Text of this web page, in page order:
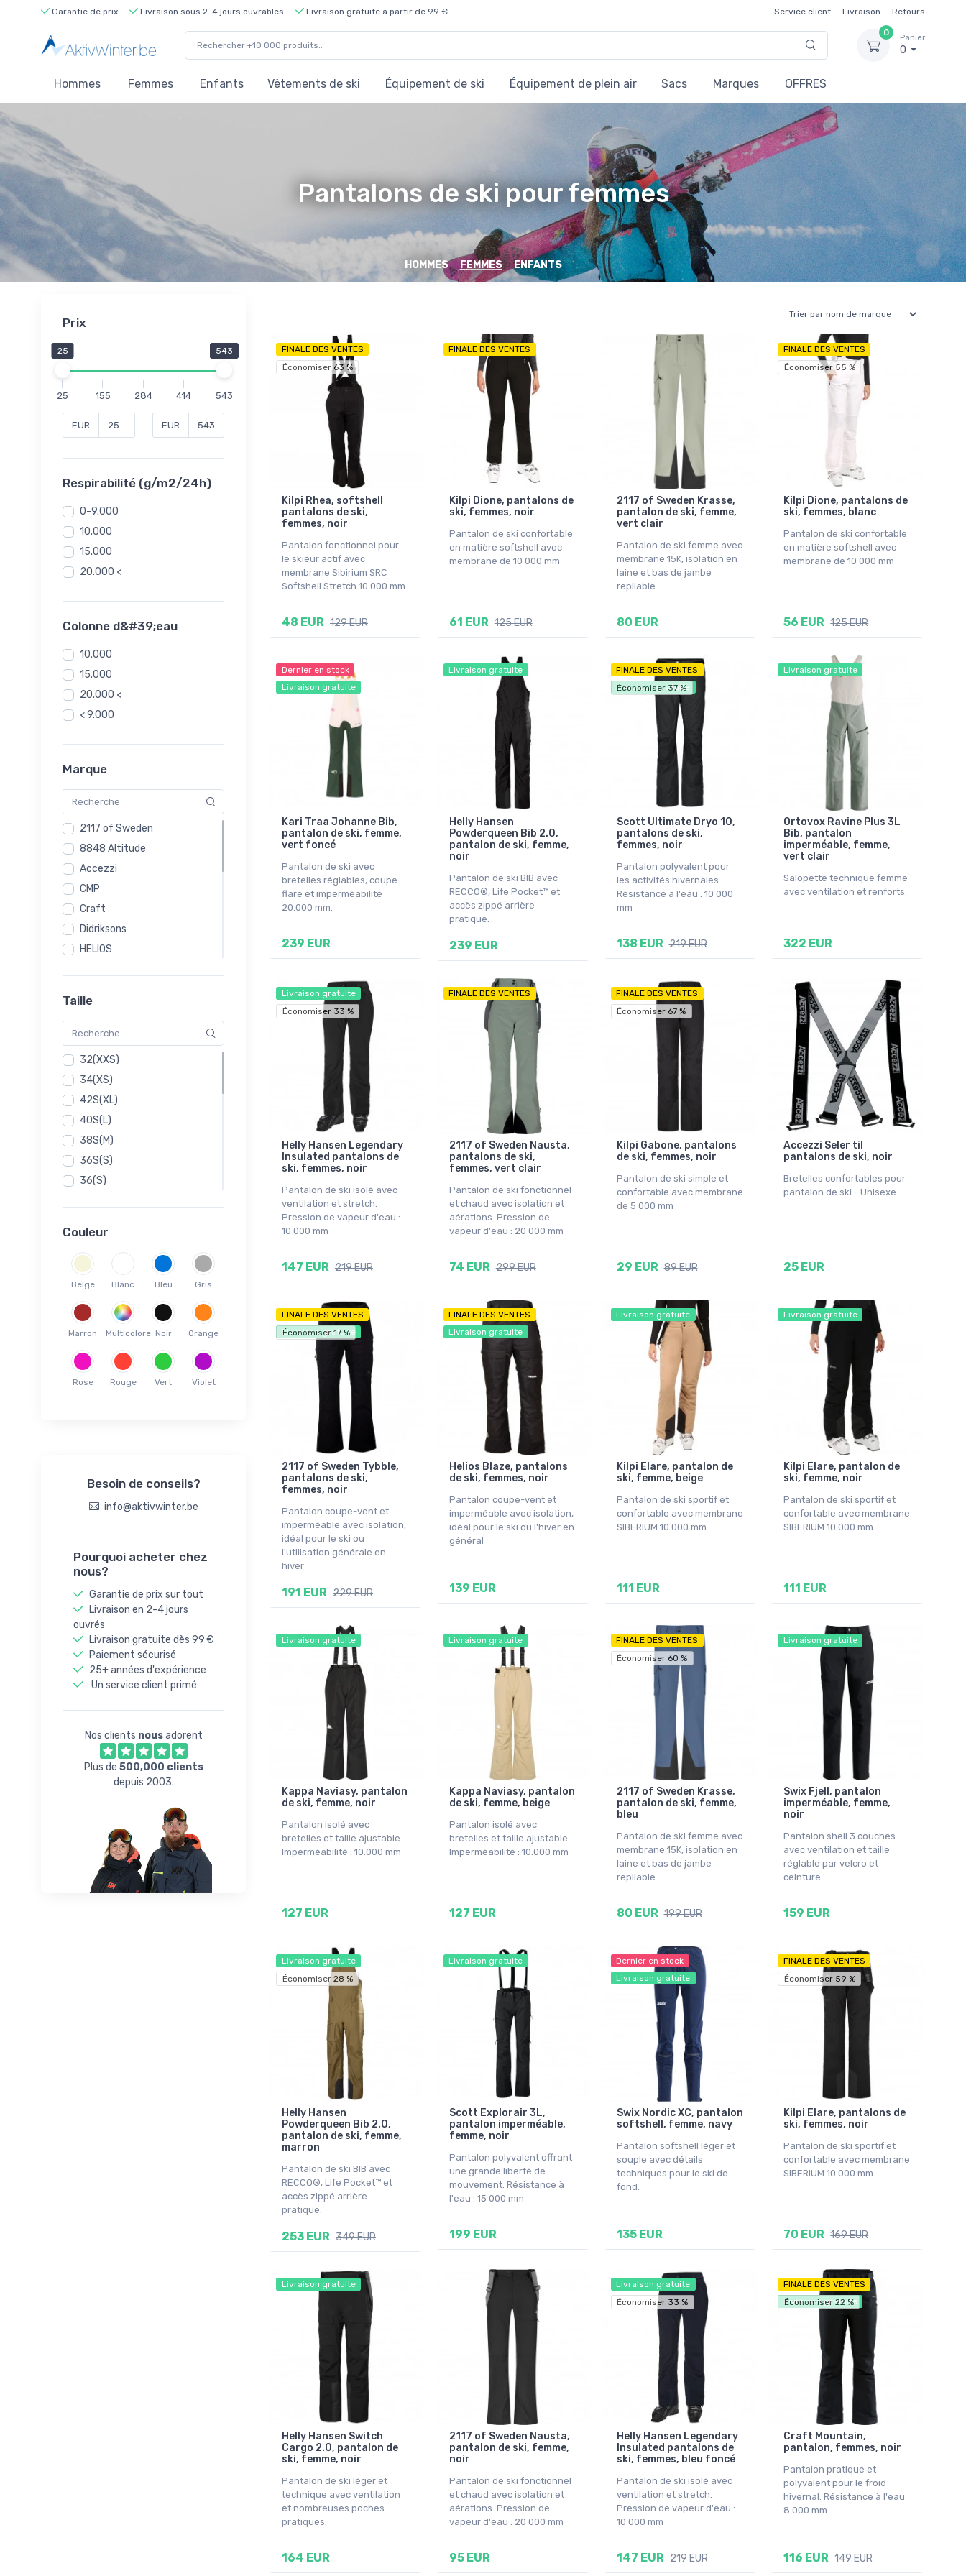
Garantie de prix Livraison sous 2-4 jours ouvrables Livraison gratuite à partir de 99 €. Service client Livraison Retours
0
Panier
0
Hommes Femmes Enfants Vêtements de ski Équipement de ski Équipement de plein air Sacs Marques OFFRES
Pantalons de ski pour femmes
HOMMES FEMMES ENFANTS
Prix
25 543
25 155 284 414 543
EUR EUR
Respirabilité (g/m2/24h)
0-9.000
10.000
15.000
20.000 <
Colonne d&#39;eau
10.000
15.000
20.000 <
< 9.000
Marque
2117 of Sweden
8848 Altitude
Accezzi
CMP
Craft
Didriksons
HELIOS
Kari Traa
Kilpi
Taille
32(XXS)
34(XS)
42S(XL)
40S(L)
38S(M)
36S(S)
36(S)
44(XXL)
46(3XL)
48(4XL)
50(5XL)
54(7XL)
S(48)
Onesize
Couleur
Beige Blanc Bleu Gris
Marron Multicolore Noir Orange
Rose Rouge Vert Violet
Besoin de conseils?
info@aktivwinter.be
Pourquoi acheter chez
nous?
Garantie de prix sur tout
Livraison en 2-4 jours
ouvrés
Livraison gratuite dès 99 €
Paiement sécurisé
25+ années d'expérience
Un service client primé
Nos clients nousadorent
Plus de 500,000 clients
depuis 2003.
FINALE DES VENTES
Économiser 63 %
Kilpi Rhea, softshell
pantalons de ski,
femmes, noir
Pantalon fonctionnel pour
le skieur actif avec
membrane Sibirium SRC
Softshell Stretch 10.000 mm
48 EUR 129 EUR
FINALE DES VENTES
Kilpi Dione, pantalons de
ski, femmes, noir
Pantalon de ski confortable
en matière softshell avec
membrane de 10 000 mm
61 EUR 125 EUR
2117 of Sweden Krasse,
pantalon de ski, femme,
vert clair
Pantalon de ski femme avec
membrane 15K, isolation en
laine et bas de jambe
repliable.
80 EUR
FINALE DES VENTES
Économiser 55 %
Kilpi Dione, pantalons de
ski, femmes, blanc
Pantalon de ski confortable
en matière softshell avec
membrane de 10 000 mm
56 EUR 125 EUR
Dernier en stock
Livraison gratuite
Kari Traa Johanne Bib,
pantalon de ski, femme,
vert foncé
Pantalon de ski avec
bretelles réglables, coupe
flare et imperméabilité
20.000 mm.
239 EUR
Livraison gratuite
Helly Hansen
Powderqueen Bib 2.0,
pantalon de ski, femme,
noir
Pantalon de ski BIB avec
RECCO®, Life Pocket™ et
accès zippé arrière
pratique.
239 EUR
FINALE DES VENTES
Livraison gratuite
Économiser 37 %
Scott Ultimate Dryo 10,
pantalons de ski,
femmes, noir
Pantalon polyvalent pour
les activités hivernales.
Résistance à l'eau : 10 000
mm
138 EUR 219 EUR
Livraison gratuite
Ortovox Ravine Plus 3L
Bib, pantalon
imperméable, femme,
vert clair
Salopette technique femme
avec ventilation et renforts.
322 EUR
Livraison gratuite
Économiser 33 %
Helly Hansen Legendary
Insulated pantalons de
ski, femmes, noir
Pantalon de ski isolé avec
ventilation et stretch.
Pression de vapeur d'eau :
10 000 mm
147 EUR 219 EUR
FINALE DES VENTES
2117 of Sweden Nausta,
pantalons de ski,
femmes, vert clair
Pantalon de ski fonctionnel
et chaud avec isolation et
aérations. Pression de
vapeur d'eau : 20 000 mm
74 EUR 299 EUR
FINALE DES VENTES
Économiser 67 %
Kilpi Gabone, pantalons
de ski, femmes, noir
Pantalon de ski simple et
confortable avec membrane
de 5 000 mm
29 EUR 89 EUR
Accezzi Seler til
pantalons de ski, noir
Bretelles confortables pour
pantalon de ski - Unisexe
25 EUR
FINALE DES VENTES
Livraison gratuite
Économiser 17 %
2117 of Sweden Tybble,
pantalons de ski,
femmes, noir
Pantalon coupe-vent et
imperméable avec isolation,
idéal pour le ski ou
l'utilisation générale en
hiver
191 EUR 229 EUR
FINALE DES VENTES
Livraison gratuite
Helios Blaze, pantalons
de ski, femmes, noir
Pantalon coupe-vent et
imperméable avec isolation,
idéal pour le ski ou l'hiver en
général
139 EUR
Livraison gratuite
Kilpi Elare, pantalon de
ski, femme, beige
Pantalon de ski sportif et
confortable avec membrane
SIBERIUM 10.000 mm
111 EUR
Livraison gratuite
Kilpi Elare, pantalon de
ski, femme, noir
Pantalon de ski sportif et
confortable avec membrane
SIBERIUM 10.000 mm
111 EUR
Livraison gratuite
Kappa Naviasy, pantalon
de ski, femme, noir
Pantalon isolé avec
bretelles et taille ajustable.
Imperméabilité : 10.000 mm
127 EUR
Livraison gratuite
Kappa Naviasy, pantalon
de ski, femme, beige
Pantalon isolé avec
bretelles et taille ajustable.
Imperméabilité : 10.000 mm
127 EUR
FINALE DES VENTES
Économiser 60 %
2117 of Sweden Krasse,
pantalon de ski, femme,
bleu
Pantalon de ski femme avec
membrane 15K, isolation en
laine et bas de jambe
repliable.
80 EUR 199 EUR
Livraison gratuite
Swix Fjell, pantalon
imperméable, femme,
noir
Pantalon shell 3 couches
avec ventilation et taille
réglable par velcro et
ceinture.
159 EUR
Livraison gratuite
Économiser 28 %
Helly Hansen
Powderqueen Bib 2.0,
pantalon de ski, femme,
marron
Pantalon de ski BIB avec
RECCO®, Life Pocket™ et
accès zippé arrière
pratique.
253 EUR 349 EUR
Livraison gratuite
Scott Explorair 3L,
pantalon imperméable,
femme, noir
Pantalon polyvalent offrant
une grande liberté de
mouvement. Résistance à
l'eau : 15 000 mm
199 EUR
Dernier en stock
Livraison gratuite
Swix Nordic XC, pantalon
softshell, femme, navy
Pantalon softshell léger et
souple avec détails
techniques pour le ski de
fond.
135 EUR
FINALE DES VENTES
Économiser 59 %
Kilpi Elare, pantalons de
ski, femmes, noir
Pantalon de ski sportif et
confortable avec membrane
SIBERIUM 10.000 mm
70 EUR 169 EUR
Livraison gratuite
Helly Hansen Switch
Cargo 2.0, pantalon de
ski, femme, noir
Pantalon de ski léger et
technique avec ventilation
et nombreuses poches
pratiques.
164 EUR
2117 of Sweden Nausta,
pantalon de ski, femme,
noir
Pantalon de ski fonctionnel
et chaud avec isolation et
aérations. Pression de
vapeur d'eau : 20 000 mm
95 EUR
Livraison gratuite
Économiser 33 %
Helly Hansen Legendary
Insulated pantalons de
ski, femmes, bleu foncé
Pantalon de ski isolé avec
ventilation et stretch.
Pression de vapeur d'eau :
10 000 mm
147 EUR 219 EUR
FINALE DES VENTES
Livraison gratuite
Économiser 22 %
Craft Mountain,
pantalon, femmes, noir
Pantalon pratique et
polyvalent pour le froid
hivernal. Résistance à l'eau
8 000 mm
116 EUR 149 EUR